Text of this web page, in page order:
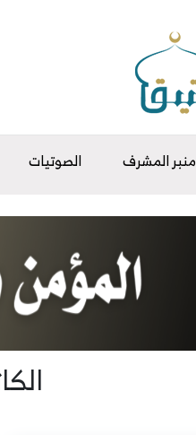
منبر المشرف الصوتيات